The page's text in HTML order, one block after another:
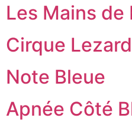
Les Mains de
Cirque
Note Bleue
Apnée Côté